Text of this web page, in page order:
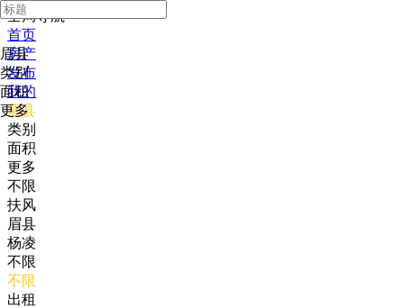
全局导航
首页
房产
发布
我的
眉县
类别
面积
更多
眉县
类别
面积
更多
不限
扶风
眉县
杨凌
不限
不限
出租